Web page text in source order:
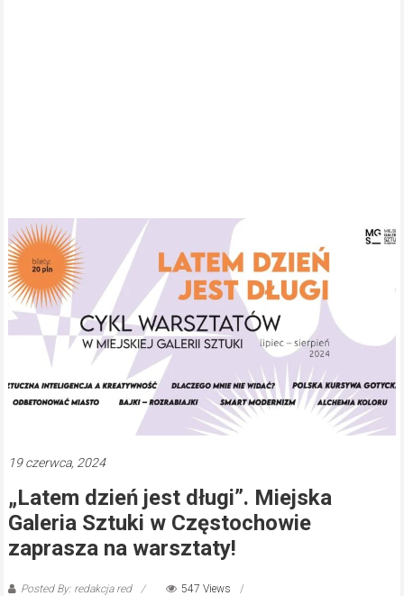
19 czerwca, 2024
„Latem dzień jest długi”. Miejska
Galeria Sztuki w Częstochowie
zaprasza na warsztaty!
Posted By: redakcja red
547 Views